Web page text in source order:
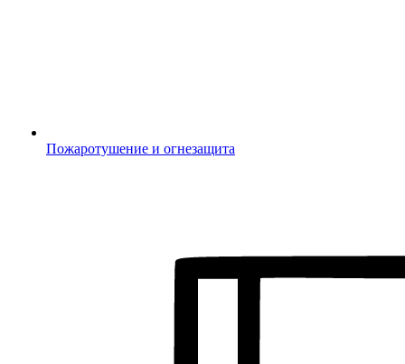
Пожаротушение и огнезащита